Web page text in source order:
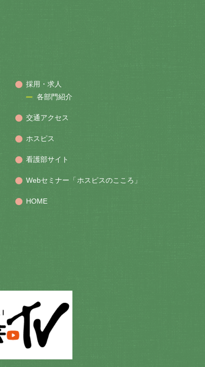
採用・求人
各部門紹介
交通アクセス
ホスピス
看護部サイト
Webセミナー「ホスピスのこころ」
HOME